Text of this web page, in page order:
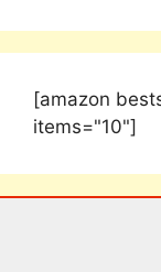
[amazon
items="10"]